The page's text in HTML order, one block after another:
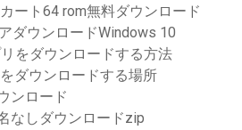
ート64 rom無料ダウンロード
ダウンロードWindows 10
をダウンロードする方法
ダウンロードする場所
ンロード
なしダウンロードzip